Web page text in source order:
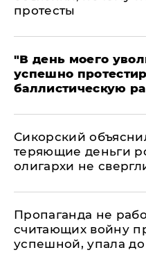
протесты
​"В день моего
успешно
баллистическую
Сикорский
теряющие деньги
олигархи не
​Пропаганда не
считающих войну
успешной, упала